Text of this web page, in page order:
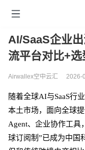
AI/SaaS企业
流平台对比+选
Airwallex空中云汇 2026-
随着全球AI与SaaS行
本土市场，面向全球
Agent、企业协作工具
球订阅制”已成为中国